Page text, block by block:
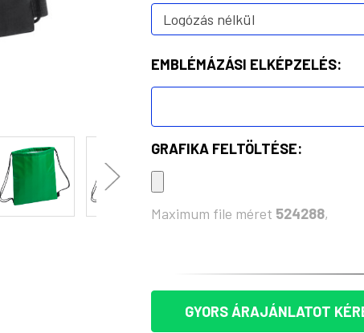
EMBLÉMÁZÁSI ELKÉPZELÉS:
GRAFIKA FELTÖLTÉSE:
Maximum file méret 524288,
GYORS ÁRAJÁNLATOT